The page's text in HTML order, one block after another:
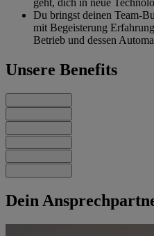
Du bringst deinen Team-
mit Begeisterung
Betrieb und dessen
Unsere Benefits
Dein